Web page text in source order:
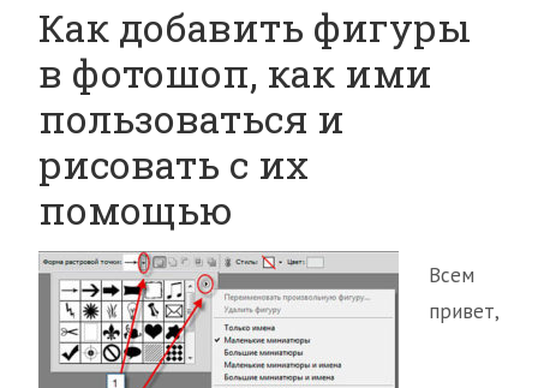
Как добавить фигуры
в фотошоп, как ими
пользоваться и
рисовать с их
помощью
Всем
привет,